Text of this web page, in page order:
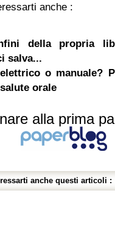
anche :
della propria
salva...
o manuale?
orale
alla prima
anche questi articoli :